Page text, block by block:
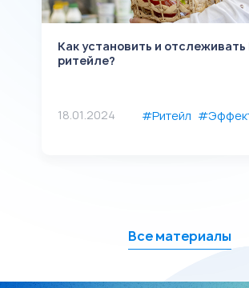
Как установить и отслеживать
ритейле?
18.01.2024 #Ритейл
Все материалы